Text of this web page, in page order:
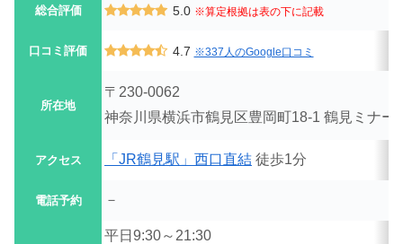
総合評価 5.0 ※算定根拠は表の下に記載
口コミ評価 4.7 ※337人のGoogle口コミ
所在地
〒230-0062
神奈川県横浜市鶴見区豊岡町18-1 鶴見ミナー
アクセス 「JR鶴見駅」西口直結 徒歩1分
電話予約 －
平日9:30～21:30